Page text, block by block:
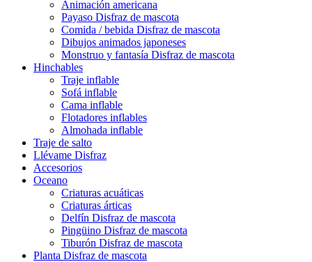
Animación americana
Payaso Disfraz de mascota
Comida / bebida Disfraz de mascota
Dibujos animados japoneses
Monstruo y fantasía Disfraz de mascota
Hinchables
Traje inflable
Sofá inflable
Cama inflable
Flotadores inflables
Almohada inflable
Traje de salto
Llévame Disfraz
Accesorios
Oceano
Criaturas acuáticas
Criaturas árticas
Delfín Disfraz de mascota
Pingüino Disfraz de mascota
Tiburón Disfraz de mascota
Planta Disfraz de mascota